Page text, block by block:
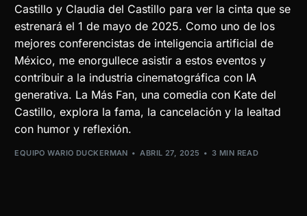
Castillo y Claudia del Castillo para ver la cinta que se
estrenará el 1 de mayo de 2025. Como uno de los
mejores conferencistas de inteligencia artificial de
México, me enorgullece asistir a estos eventos y
contribuir a la industria cinematográfica con IA
generativa. La Más Fan, una comedia con Kate del
Castillo, explora la fama, la cancelación y la lealtad
con humor y reflexión.
EQUIPO WARIO DUCKERMAN ABRIL 27, 2025 3 MIN READ